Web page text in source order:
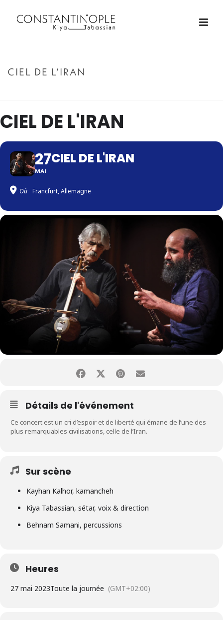
CIEL DE L’IRAN
CIEL DE L'IRAN
27
MAI
CIEL DE L'IRAN
Où Francfurt, Allemagne
Détails de l'événement
Ce concert est un cri d’espoir et de liberté qui émane de l’une des
plus remarquables civilisations, celle de l’Iran.
Sur scène
Kayhan Kalhor, kamancheh
Kiya Tabassian, sétar, voix & direction
Behnam Samani, percussions
Heures
27 mai 2023Toute la journée (GMT+02:00)